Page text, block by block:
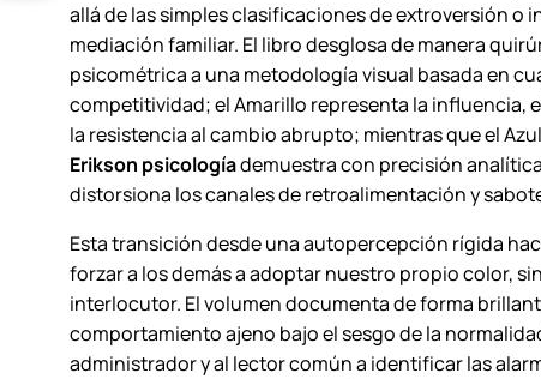
allá de las simples clasificaciones de extroversión
mediación familiar. El libro desglosa de manera
psicométrica a una metodología visual basada en
competitividad; el Amarillo representa la influencia,
la resistencia al cambio abrupto; mientras que el
Erikson psicologíademuestra con precisión
distorsiona los canales de retroalimentación y
Esta transición desde una autopercepción rígida
forzar a los demás a adoptar nuestro propio color,
interlocutor. El volumen documenta de forma
comportamiento ajeno bajo el sesgo de la
administrador y al lector común a identificar las